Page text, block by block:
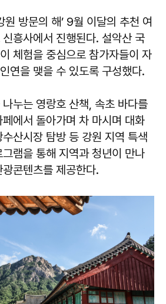
원 방문의 해’ 9월 이달의 추천 여
흥사에서 진행된다. 설악산 국
체험을 중심으로 참가자들이 자
연을 맺을 수 있도록 구성했다.
누는 영랑호 산책, 속초 바다를
에서 돌아가며 차 마시며 대화
산시장 탐방 등 강원 지역 특색
램을 통해 지역과 청년이 만나
콘텐츠를 제공한다.